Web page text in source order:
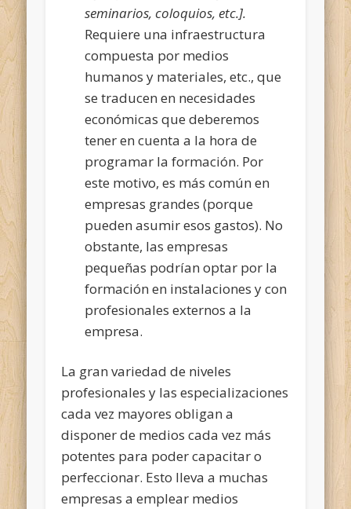
seminarios, coloquios, etc.].
Requiere una infraestructura
compuesta por medios
humanos y materiales, etc., que
se traducen en necesidades
económicas que deberemos
tener en cuenta a la hora de
programar la formación. Por
este motivo, es más común en
empresas grandes (porque
pueden asumir esos gastos). No
obstante, las empresas
pequeñas podrían optar por la
formación en instalaciones y con
profesionales externos a la
empresa.
La gran variedad de niveles
profesionales y las especializaciones
cada vez mayores obligan a
disponer de medios cada vez más
potentes para poder capacitar o
perfeccionar. Esto lleva a muchas
empresas a emplear medios